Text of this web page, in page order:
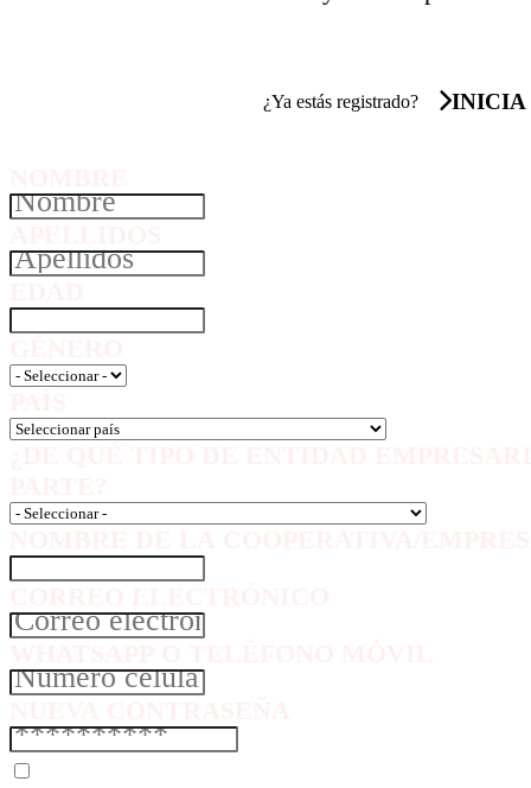
¿Ya estás registrado? INICIA